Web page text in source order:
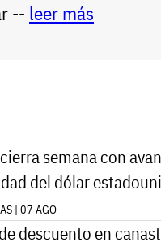
-- leer más
semana con
del dólar
| 07 AGO
descuento en